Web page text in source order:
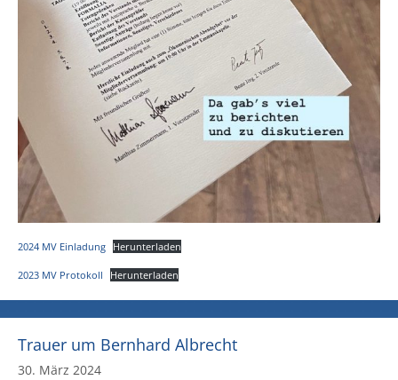
2024 MV Einladung Herunterladen
2023 MV Protokoll Herunterladen
Trauer um Bernhard Albrecht
30. März 2024